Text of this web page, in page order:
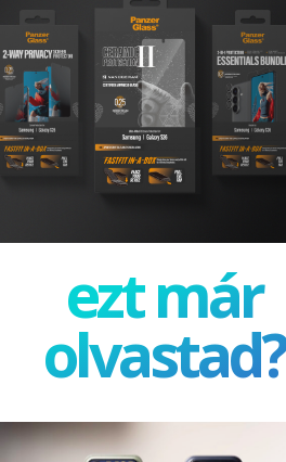
ezt már
olvastad?